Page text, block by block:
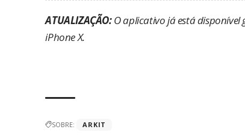
ATUALIZAÇÃO:O aplicativo já está
iPhone X.
SOBRE: ARKIT